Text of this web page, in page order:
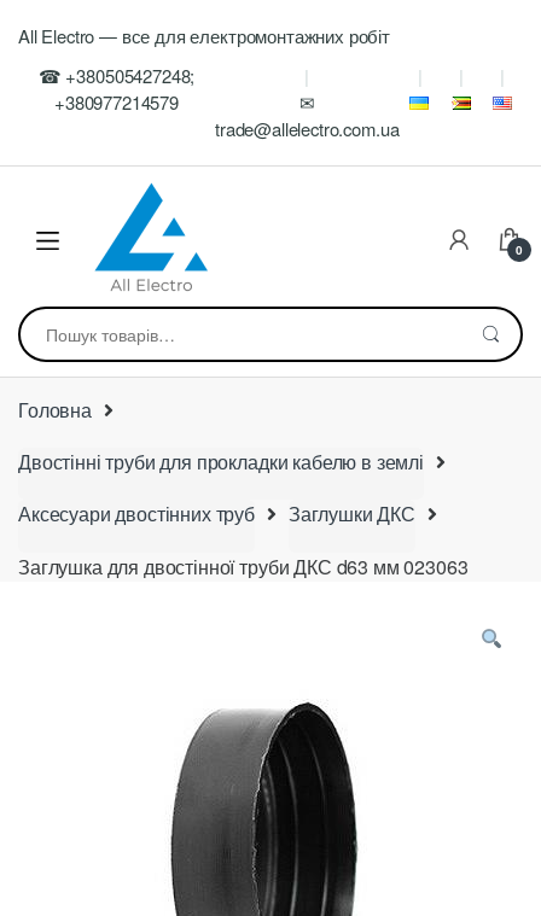
navigation
content
All Electro — все для електромонтажних робіт
☎ +380505427248;
+380977214579
✉
trade@allelectro.com.ua
0
Шукати:
Головна
Двостінні труби для прокладки кабелю в землі
Аксесуари двостінних труб
Заглушки ДКС
Заглушка для двостінної труби ДКС d63 мм 023063